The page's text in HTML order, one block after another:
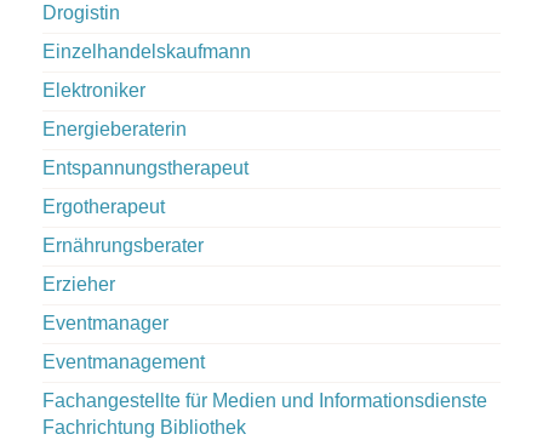
Drogistin
Einzelhandelskaufmann
Elektroniker
Energieberaterin
Entspannungstherapeut
Ergotherapeut
Ernährungsberater
Erzieher
Eventmanager
Eventmanagement
Fachangestellte für Medien und Informationsdienste
Fachrichtung Bibliothek